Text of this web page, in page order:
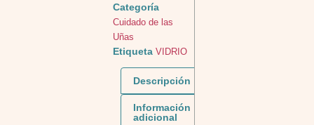
Categoría
Cuidado de las
Uñas
Etiqueta VIDRIO
Descripción
Información
adicional